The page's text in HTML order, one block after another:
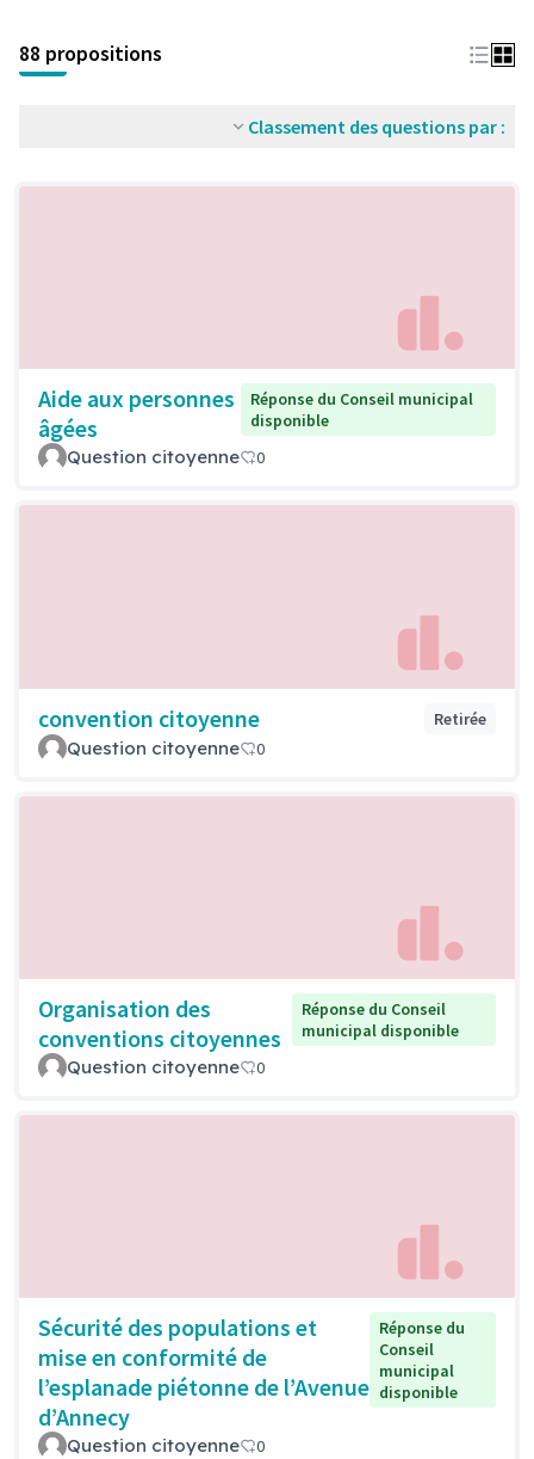
88 propositions
Classement des questions par :
Aide aux personnes
âgées
Réponse du Conseil municipal
disponible
Question citoyenne 0
convention citoyenne Retirée
Question citoyenne 0
Organisation des
conventions citoyennes
Réponse du Conseil
municipal disponible
Question citoyenne 0
Sécurité des populations et
mise en conformité de
l’esplanade piétonne de l’Avenue
d’Annecy
Réponse du
Conseil
municipal
disponible
Question citoyenne 0